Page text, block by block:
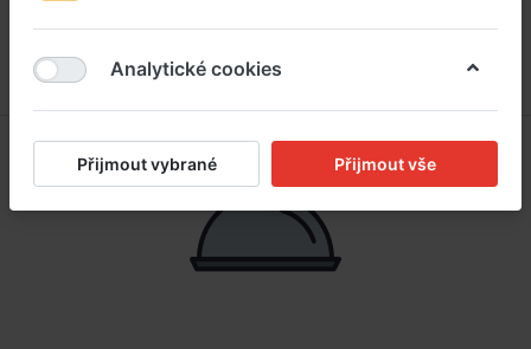
Analytické cookies
Přijmout vybrané Přijmout vše